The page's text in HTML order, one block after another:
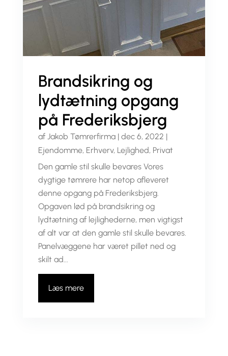
Brandsikring og
lydtætning opgang
på Frederiksbjerg
af Jakob Tømrerfirma| dec 6, 2022 |
Ejendomme, Erhverv, Lejlighed, Privat
Den gamle stil skulle bevares Vores
dygtige tømrere har netop afleveret
denne opgang på Frederiksbjerg.
Opgaven lød på brandsikring og
lydtætning af lejlighederne, men vigtigst
af alt var at den gamle stil skulle bevares.
Panelvæggene har været pillet ned og
skilt ad...
Læs mere